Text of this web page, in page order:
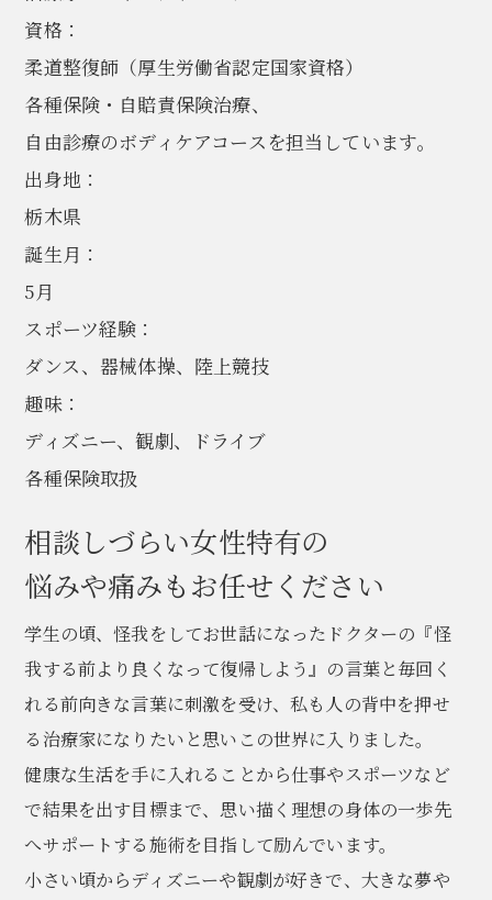
資格：
柔道整復師（厚生労働省認定国家資格）
各種保険・自賠責保険治療、
自由診療のボディケアコースを担当しています。
出身地：
栃木県
誕生月：
5月
スポーツ経験：
ダンス、器械体操、陸上競技
趣味：
ディズニー、観劇、ドライブ
各種保険取扱
相談しづらい女性特有の
悩みや痛みもお任せください
学生の頃、怪我をしてお世話になったドクターの『怪
我する前より良くなって復帰しよう』の言葉と毎回く
れる前向きな言葉に刺激を受け、私も人の背中を押せ
る治療家になりたいと思いこの世界に入りました。
健康な生活を手に入れることから仕事やスポーツなど
で結果を出す目標まで、思い描く理想の身体の一歩先
へサポートする施術を目指して励んでいます。
小さい頃からディズニーや観劇が好きで、大きな夢や